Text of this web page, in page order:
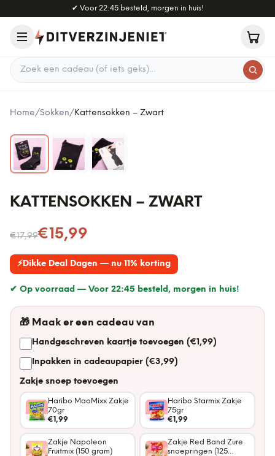
Naar hoofdinhoud
✔ Voor 22:45 besteld, morgen in huis!
Zoek een cadeau
Home/Sokken/Kattensokken – Zwart
KATTENSOKKEN – ZWART
€17,99
Nu voor€15,99
⚡Dikke Deal Dagen — nu 11% korting
✔ Op voorraad — Voor 22:45 besteld, morgen in huis!
🎁 Maak er een cadeau van
Handgeschreven kaartje toevoegen (€1,99)
Inpakken in cadeaupapier (€3,99)
Zakje snoep toevoegen
Haribo MaoMixx Zakje
70gr
€1,99
Haribo Starmix Zakje
75gr
€1,99
Zakje Napoleon
Fruitmix (150 gram)
Zakje Red Band Zure
snoepringen (125